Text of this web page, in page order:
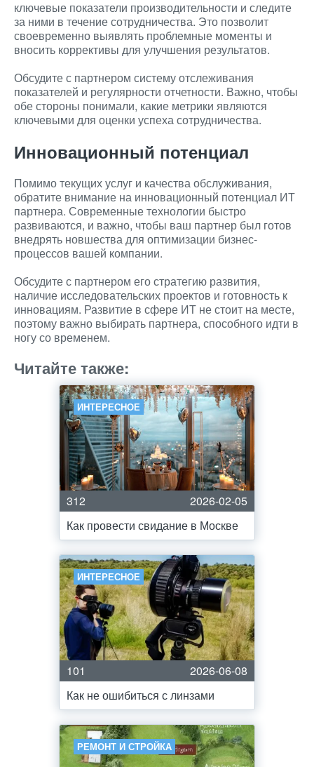
ключевые показатели производительности и следите
за ними в течение сотрудничества. Это позволит
своевременно выявлять проблемные моменты и
вносить коррективы для улучшения результатов.
Обсудите с партнером систему отслеживания
показателей и регулярности отчетности. Важно, чтобы
обе стороны понимали, какие метрики являются
ключевыми для оценки успеха сотрудничества.
Инновационный потенциал
Помимо текущих услуг и качества обслуживания,
обратите внимание на инновационный потенциал ИТ
партнера. Современные технологии быстро
развиваются, и важно, чтобы ваш партнер был готов
внедрять новшества для оптимизации бизнес-
процессов вашей компании.
Обсудите с партнером его стратегию развития,
наличие исследовательских проектов и готовность к
инновациям. Развитие в сфере ИТ не стоит на месте,
поэтому важно выбирать партнера, способного идти в
ногу со временем.
Читайте также:
ИНТЕРЕСНОЕ
312
2026-02-05
Как провести свидание в Москве
ИНТЕРЕСНОЕ
101
2026-06-08
Как не ошибиться с линзами
РЕМОНТ И СТРОЙКА